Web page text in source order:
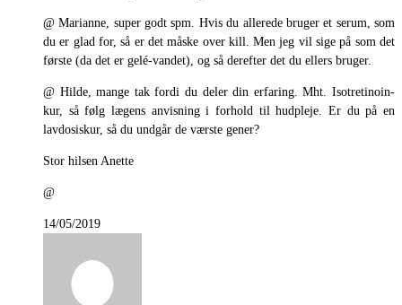
@ Marianne, super godt spm. Hvis du allerede bruger et serum, som
du er glad for, så er det måske over kill. Men jeg vil sige på som det
første (da det er gelé-vandet), og så derefter det du ellers bruger.
@ Hilde, mange tak fordi du deler din erfaring. Mht. Isotretinoin-
kur, så følg lægens anvisning i forhold til hudpleje. Er du på en
lavdosiskur, så du undgår de værste gener?
Stor hilsen Anette
@
14/05/2019